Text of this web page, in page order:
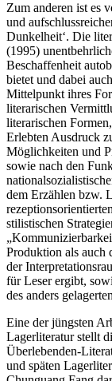
Zum anderen ist es
und
Dunkelheit‘. Die
(1995)
Beschaffenheit
bietet und dabei
Mittelpunkt ihres
literarischen
literarischen
Erlebten Ausdruck
Möglichkeiten und
sowie nach den
dem Erzählen bzw.
stilistischen
Produktion als auch
der
für Leser ergibt,
des anders
Eine der jüngsten
Lagerliteratur stellt
Überlebenden-
und späten